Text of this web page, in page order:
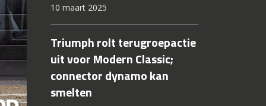
10 maart 2025
Triumph rolt terugroepactie
uit voor Modern Classic;
connector dynamo kan
smelten